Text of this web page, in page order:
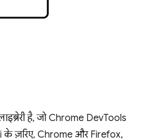
है, जो Chrome DevTools
के ज़रिए, Chrome और Firefox,